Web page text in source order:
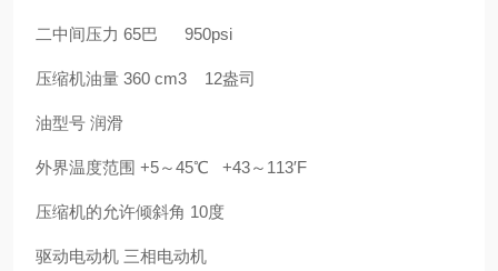
二中间压力 65巴 950psi
压缩机油量 360 cm3 12盎司
油型号 润滑
外界温度范围 +5～45℃ +43～113′F
压缩机的允许倾斜角 10度
驱动电动机 三相电动机